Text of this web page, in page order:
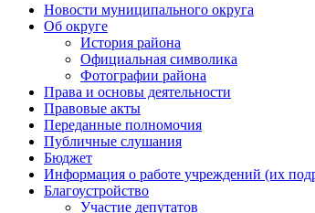
Новости муниципального округа
Об округе
История района
Официальная символика
Фотографии района
Права и основы деятельности
Правовые акты
Переданные полномочия
Публичные слушания
Бюджет
Информация о работе учреждений (их
Благоустройство
Участие депутатов